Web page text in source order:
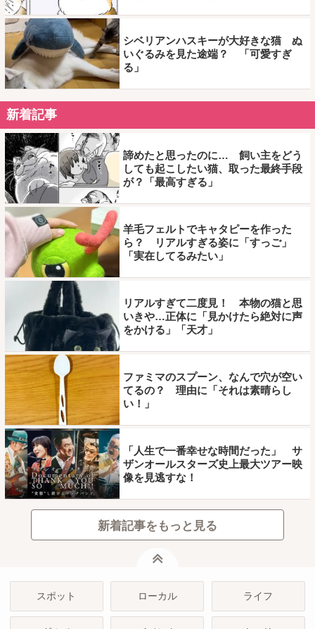
シベリアンハスキーが大好きな猫 ぬ
いぐるみを見た途端？ 「可愛すぎ
る」
新着記事
諦めたと思ったのに… 飼い主をどう
しても起こしたい猫、取った最終手段
が？「最高すぎる」
羊毛フェルトでキャタピーを作った
ら？ リアルすぎる姿に「すっご」
「実在してるみたい」
リアルすぎて二度見！ 本物の猫と思
いきや…正体に「見かけたら絶対に声
をかける」「天才」
ファミマのスプーン、なんで穴が空い
てるの？ 理由に「それは素晴らし
い！」
「人生で一番幸せな時間だった」 サ
ザンオールスターズ史上最大ツアー映
像を見逃すな！
新着記事をもっと見る
スポット ローカル ライフ